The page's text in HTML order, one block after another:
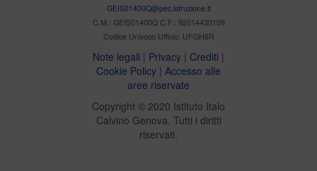
GEIS01400Q@pec.istruzione.it
C.M.: GEIS01400Q C.F.: 92014430109
Codice Univoco Ufficio: UFGH6R
Note legali | Privacy | Crediti |
Cookie Policy | Accesso alle
aree riservate
Copyright © 2020 Istituto Italo
Calvino Genova. Tutti i diritti
riservati.